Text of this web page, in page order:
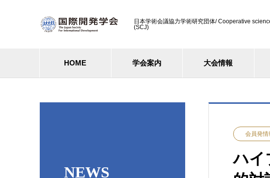
日本学術会議協力学術研究団体/ Cooperative
(SCJ)
HOME 学会案内 大会情報
NEWS
会員発情
ハイ